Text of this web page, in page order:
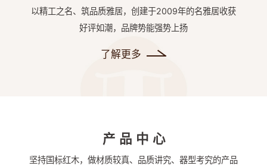
以精工之名、筑品质雅居，创建于2009年的名雅居收获
好评如潮，品牌势能强势上扬
了解更多
产品中心
坚持国标红木，做材质较真、品质讲究、器型考究的产品